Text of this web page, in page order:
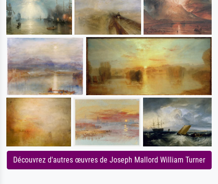
Découvrez d'autres œuvres de Joseph Mallord William Turner